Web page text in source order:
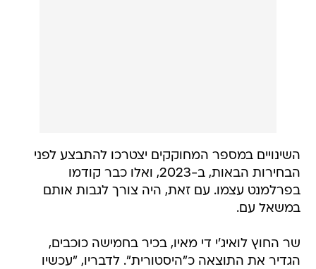
השינויים במספר המחוקקים יצטרכו להתבצע לפני
הבחירות הבאות, ב-2023, ואלו כבר קודמו
בפרלמנט עצמו. עם זאת, היה צורך לגבות אותם
במשאל עם.
שר החוץ לואיג'י די מאיו, בכיר בחמישה כוכבים,
הגדיר את התוצאה כ"היסטורית". לדבריו, "עכשיו